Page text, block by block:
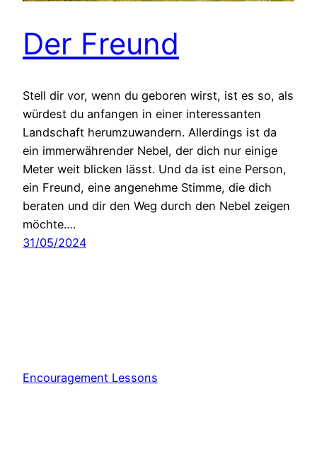
Der Freund
Stell dir vor, wenn du geboren wirst, ist es so, als
würdest du anfangen in einer interessanten
Landschaft herumzuwandern. Allerdings ist da
ein immerwährender Nebel, der dich nur einige
Meter weit blicken lässt. Und da ist eine Person,
ein Freund, eine angenehme Stimme, die dich
beraten und dir den Weg durch den Nebel zeigen
möchte.…
31/05/2024
Encouragement Lessons